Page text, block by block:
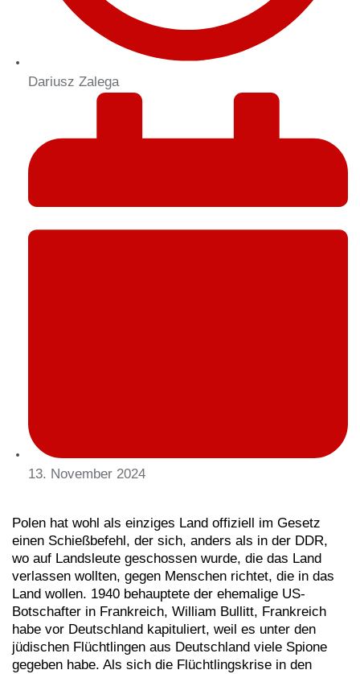
Dariusz Zalega
13. November 2024
Polen hat wohl als einziges Land offiziell im Gesetz
einen Schießbefehl, der sich, anders als in der DDR,
wo auf Landsleute geschossen wurde, die das Land
verlassen wollten, gegen Menschen richtet, die in das
Land wollen. 1940 behauptete der ehemalige US-
Botschafter in Frankreich, William Bullitt, Frankreich
habe vor Deutschland kapituliert, weil es unter den
jüdischen Flüchtlingen aus Deutschland viele Spione
gegeben habe. Als sich die Flüchtlingskrise in den